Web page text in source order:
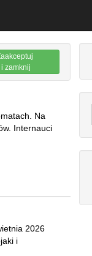
i zamknij
Na
Internauci
2026
i